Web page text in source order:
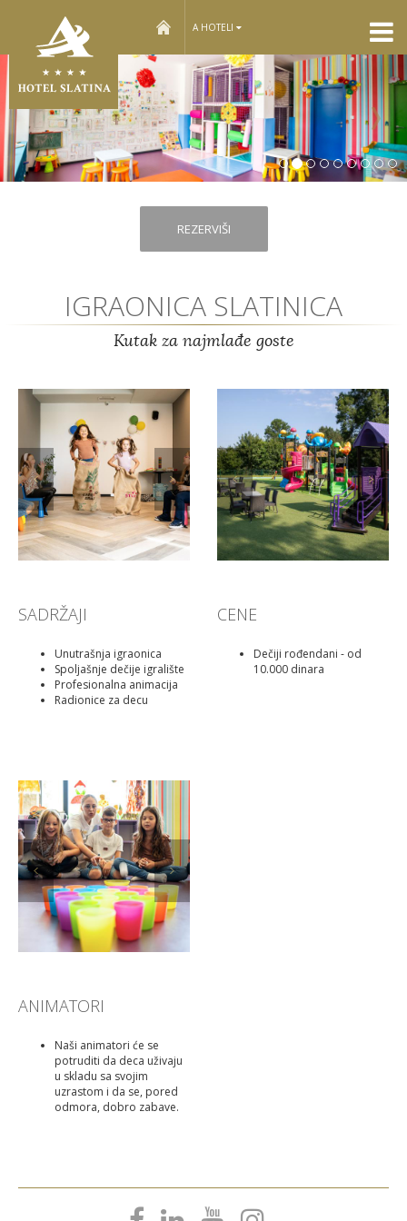
home A HOTELI
REZERVIŠI
IGRAONICA SLATINICA
Kutak za najmlađe goste
SADRŽAJI
Unutrašnja igraonica
Spoljašnje dečije igralište
Profesionalna animacija
Radionice za decu
Prethodni Sledeći
CENE
Dečiji rođendani - od
10.000 dinara
Prethodni
ANIMATORI
Naši animatori će se
potruditi da deca uživaju
u skladu sa svojim
uzrastom i da se, pored
odmora, dobro zabave.
Prethodni Sledeći